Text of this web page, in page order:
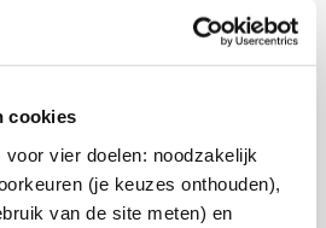
cookies
vier doelen: noodzakelijk
(je keuzes onthouden),
van de site meten) en
4.106 reviews